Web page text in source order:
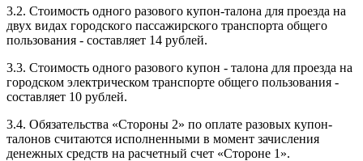
3.2. Стоимость одного разового купон-талона для проезда на
двух видах городского пассажирского транспорта общего
пользования - составляет 14 рублей.
3.3. Стоимость одного разового купон - талона для проезда на
городском электрическом транспорте общего пользования -
составляет 10 рублей.
3.4. Обязательства «Стороны 2» по оплате разовых купон-
талонов считаются исполненными в момент зачисления
денежных средств на расчетный счет «Стороне 1».